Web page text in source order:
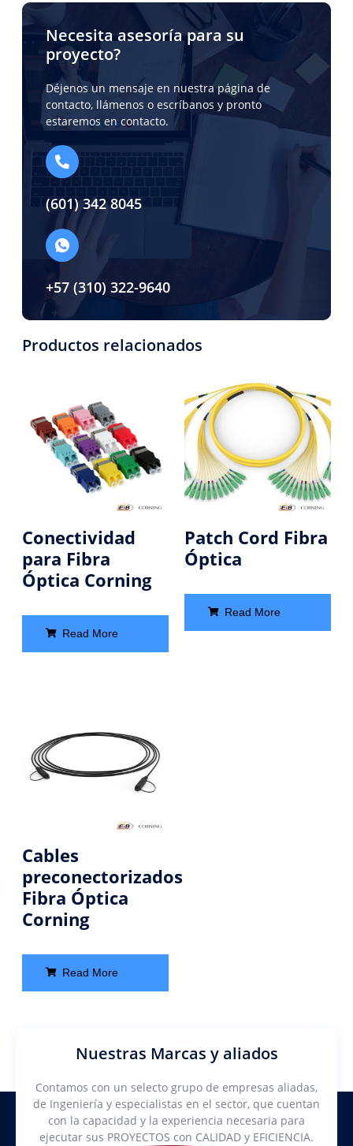
Necesita asesoría para su
proyecto?
Déjenos un mensaje en nuestra página de
contacto, llámenos o escríbanos y pronto
estaremos en contacto.
(601) 342 8045
+57 (310) 322-9640
Productos relacionados
Conectividad
para Fibra
Óptica Corning
Read More
Patch Cord Fibra
Óptica
Read More
Cables
preconectorizados
Fibra Óptica
Corning
Read More
Nuestras Marcas y aliados
Contamos con un selecto grupo de empresas aliadas,
de Ingeniería y especialistas en el sector, que cuentan
con la capacidad y la experiencia necesaria para
ejecutar sus PROYECTOS con CALIDAD y EFICIENCIA.